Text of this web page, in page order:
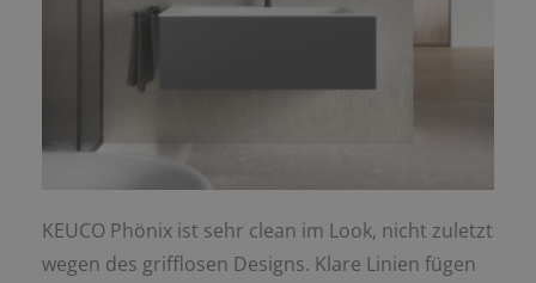
KEUCO Phönix ist sehr clean im Look, nicht zuletzt
wegen des grifflosen Designs. Klare Linien fügen